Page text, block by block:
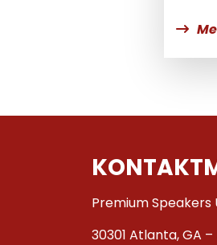
Premium Speakers
30301 Atlanta, GA